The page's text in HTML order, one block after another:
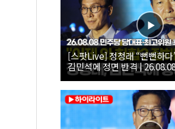
[스팟Live] 정청래 “뻔뻔하
김민석에 정면 반격 |
당대표·최고위원 후보 제주